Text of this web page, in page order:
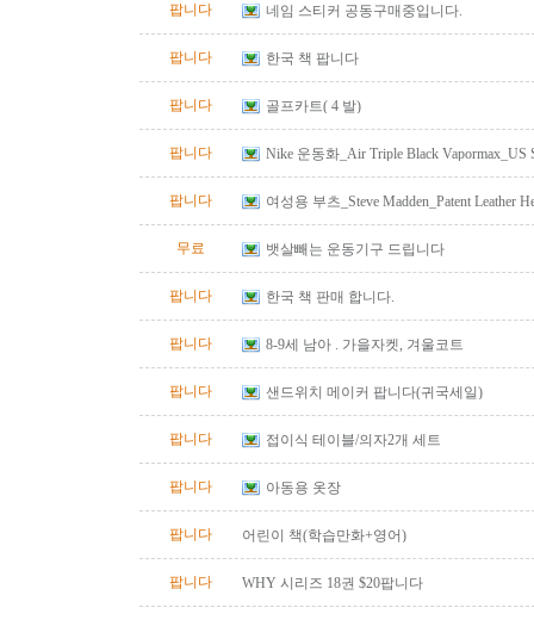
팝니다 네임 스티커 공동구매중입니다.
팝니다 한국 책 팝니다
팝니다 골프카트( 4 발)
팝니다 Nike 운동화_Air Triple Black Vapormax_US
팝니다
여성용 부츠_Steve Madden_Patent Leather
무료
뱃살빼는 운동기구 드립니다
팝니다 한국 책 판매 합니다.
팝니다 8-9세 남아 . 가을자켓, 겨울코트
팝니다 샌드위치 메이커 팝니다(귀국세일)
팝니다 접이식 테이블/의자2개 세트
팝니다 아동용 옷장
팝니다 어린이 책(학습만화+영어)
팝니다 WHY 시리즈 18권 $20팝니다